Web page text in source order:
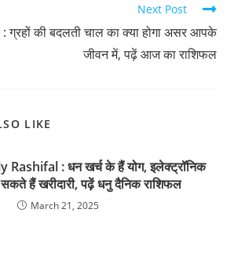
Next Post
की बदलती चाल का क्या होगा असर आपके
जीवन में, पढ़ें आज का राशिफल
LIKE
: धन खर्च के हैं योग, इलेक्ट्रॉनिक
हैं खरीदारी, पढ़ें धनु दैनिक राशिफल
March 21, 2025